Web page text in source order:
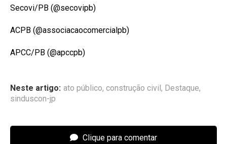
Secovi/PB (@secovipb)
ACPB (@associacaocomercialpb)
APCC/PB (@apccpb)
Neste artigo: ato público, construção civil, Destaque,
sinduscon-jp
Clique para comentar